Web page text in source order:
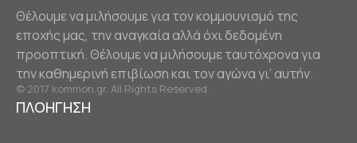
Θέλουμε να μιλήσουμε για τον κομμουνισμό της
εποχής μας, την αναγκαία αλλά όχι δεδομένη
προοπτική. Θέλουμε να μιλήσουμε ταυτόχρονα για
την καθημερινή επιβίωση και τον αγώνα γι’ αυτήν.
© 2017 kommon.gr. All Rights Reserved.
ΠΛΟΗΓΗΣΗ